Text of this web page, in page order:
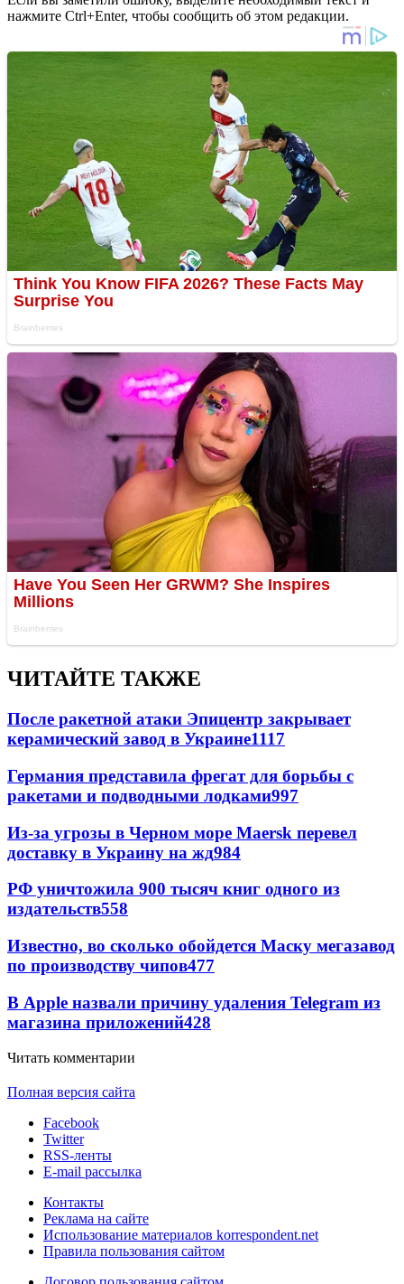
нажмите Ctrl+Enter, чтобы сообщить об этом редакции.
ЧИТАЙТЕ ТАКЖЕ
После ракетной атаки Эпицентр закрывает
керамический завод в Украине1117
Германия представила фрегат для борьбы с
ракетами и подводными лодками997
Из-за угрозы в Черном море Maersk перевел
доставку в Украину на жд984
РФ уничтожила 900 тысяч книг одного из
издательств558
Известно, во сколько обойдется Маску мегазавод
по производству чипов477
В Apple назвали причину удаления Telegram из
магазина приложений428
Читать комментарии
Полная версия сайта
Facebook
Twitter
RSS-ленты
E-mail рассылка
Контакты
Реклама на сайте
Использование материалов korrespondent.net
Правила пользования сайтом